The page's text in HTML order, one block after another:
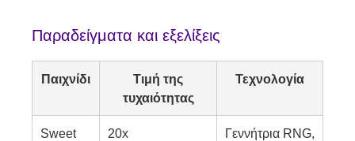
Παραδείγματα και εξελίξεις
Παιχνίδι
Τιμή της
τυχαιότητας
Τεχνολογία
Sweet
20x
Γεννήτρια RNG,